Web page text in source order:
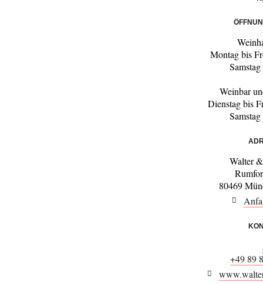
Montag bis
Weinbar
Dienstag bis
Walter
80469
+49 89